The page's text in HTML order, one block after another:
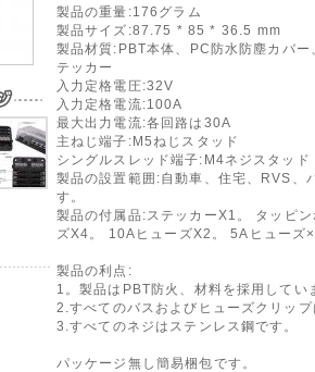
製品の重量:176グラム
製品サイズ:87.75 * 85 * 36.5 mm
製品材質:PBT本体、PC防水防塵カバ
テッカー
入力定格電圧:32V
入力定格電流:100A
最大出力電流:各回路は30A
主ねじ端子:M5ねじスタッド
シングルスレッド端子:M4ネジスタッド
製品の設置範囲:自動車、住宅、RVS、
す。
製品の付属品:ステッカーX1。 タッピ
ズX4。 10AヒューズX2。 5Aヒューズ
製品の利点:
1。製品はPBT防火、材料を採用してい
2.すべてのバスおよびヒューズクリッ
3.すべてのネジはステンレス鋼です。
パッケージ無し簡易梱包です。